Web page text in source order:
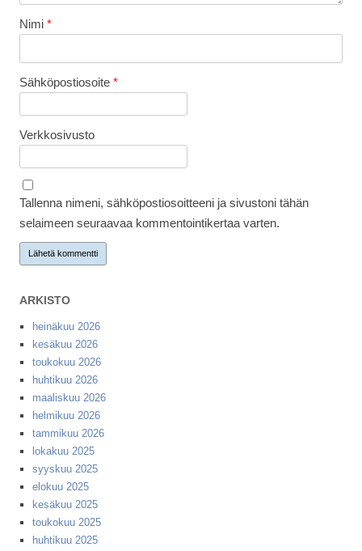
Nimi *
Sähköpostiosoite *
Verkkosivusto
Tallenna nimeni, sähköpostiosoitteeni ja sivustoni tähän
selaimeen seuraavaa kommentointikertaa varten.
ARKISTO
heinäkuu 2026
kesäkuu 2026
toukokuu 2026
huhtikuu 2026
maaliskuu 2026
helmikuu 2026
tammikuu 2026
lokakuu 2025
syyskuu 2025
elokuu 2025
kesäkuu 2025
toukokuu 2025
huhtikuu 2025